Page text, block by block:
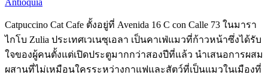
Catpuccino Cat Cafe ตั้งอยู่ที่ Avenida 16 C con Calle 73 ในมารา
ไกโบ Zulia ประเทศเวเนซุเอลา เป็นคาเฟ่แมวที่ก้าวหน้าซึ่งได้รับ
ใจของผู้คนตั้งแต่เปิดประตูมากกว่าสองปีที่แล้ว นำเสนอการผสม
ผสานที่ไม่เหมือนใครระหว่างกาแฟและสัตว์ที่เป็นแมวในเมืองที่